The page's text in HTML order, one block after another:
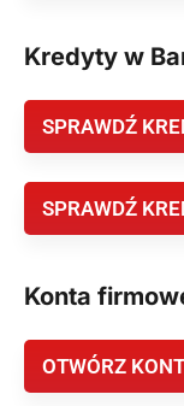
Kredyty w
SPRAWDŹ
SPRAWDŹ
Konta
OTWÓRZ